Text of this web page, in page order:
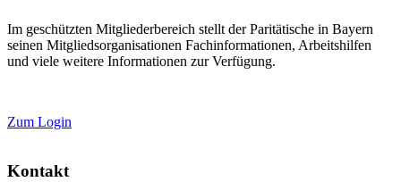
Im geschützten Mitgliederbereich stellt der Paritätische in Bayern
seinen Mitgliedsorganisationen Fachinformationen, Arbeitshilfen
und viele weitere Informationen zur Verfügung.
Zum Login
Kontakt